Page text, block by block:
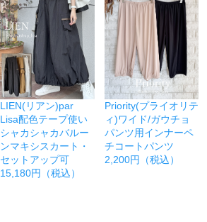
LIEN(リアン)par
Lisa配色テープ使い
シャカシャカバルー
ンマキシスカート・
セットアップ可
15,180円（税込）
Priority(プライオリテ
ィ)ワイド/ガウチョ
パンツ用インナーペ
チコートパンツ
2,200円（税込）